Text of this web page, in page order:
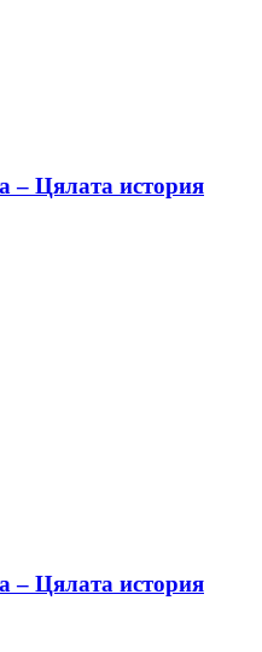
– Цялата история
– Цялата история